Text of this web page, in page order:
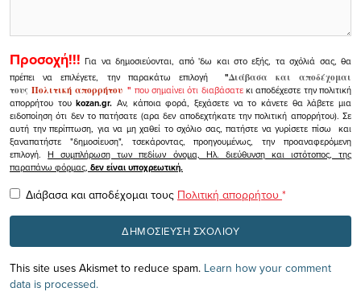
Προσοχή!!! Για να δημοσιεύονται, από 'δω και στο εξής, τα σχόλιά σας, θα
πρέπει να επιλέγετε, την παρακάτω επιλογή
"Διάβασα και αποδέχομαι
τουςΠολιτική απορρήτου" που σημαίνει ότι διαβάσατεκι αποδέχεστε την πολιτική
απορρήτου τουkozan.gr. Αν, κάποια φορά, ξεχάσετε να το κάνετε θα λάβετε μια
ειδοποίηση ότι δεν το πατήσατε (αρα δεν αποδεχτήκατε την πολιτική απορρήτου). Σε
αυτή την περίπτωση, για να μη χαθεί το σχόλιο σας, πατήστε να γυρίσετε πίσω και
ξαναπατήστε "δημοσίευση", τσεκάροντας, προηγουμένως, την προαναφερόμενη
επιλογή.Η συμπλήρωση των πεδίων όνομα, Ηλ. διεύθυνση και ιστότοπος, της
παραπάνω φόρμας, δεν είναι υποχρεωτική.
Διάβασα και αποδέχομαι τους Πολιτική απορρήτου *
This site uses Akismet to reduce spam. Learn how your comment
data is processed.